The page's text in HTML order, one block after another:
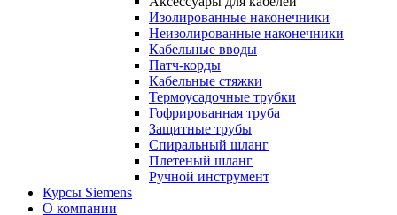
Изолированные наконечники
Неизолированные наконечники
Кабельные вводы
Патч-корды
Кабельные стяжки
Термоусадочные трубки
Гофрированная труба
Защитные трубы
Спиральный шланг
Плетеный шланг
Ручной инструмент
Курсы Siemens
О компании